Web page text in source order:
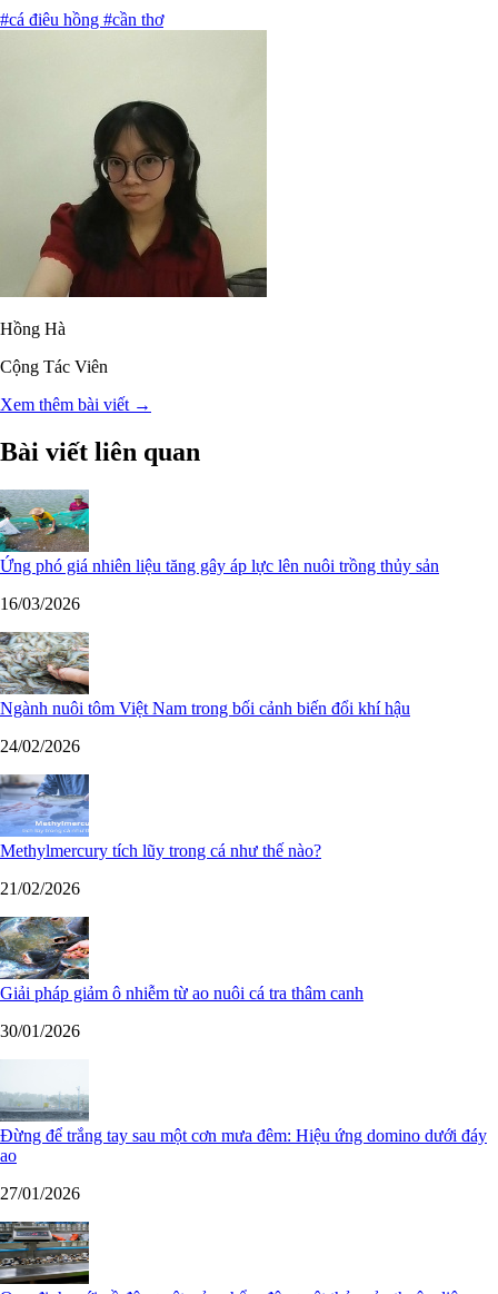
#cá điêu hồng #cần thơ
Hồng Hà
Cộng Tác Viên
Xem thêm bài viết →
Bài viết liên quan
Ứng phó giá nhiên liệu tăng gây áp lực lên nuôi trồng thủy sản
16/03/2026
Ngành nuôi tôm Việt Nam trong bối cảnh biến đổi khí hậu
24/02/2026
Methylmercury tích lũy trong cá như thế nào?
21/02/2026
Giải pháp giảm ô nhiễm từ ao nuôi cá tra thâm canh
30/01/2026
Đừng để trắng tay sau một cơn mưa đêm: Hiệu ứng domino dưới đáy
ao
27/01/2026